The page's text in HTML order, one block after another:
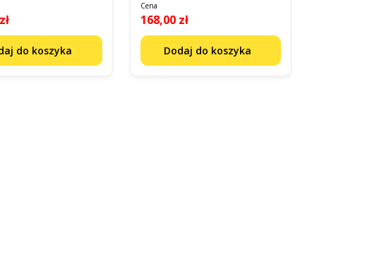
do koszyka
Cena
168,00 zł
Dodaj do koszyka